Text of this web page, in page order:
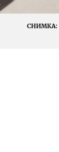
СНИМКА: